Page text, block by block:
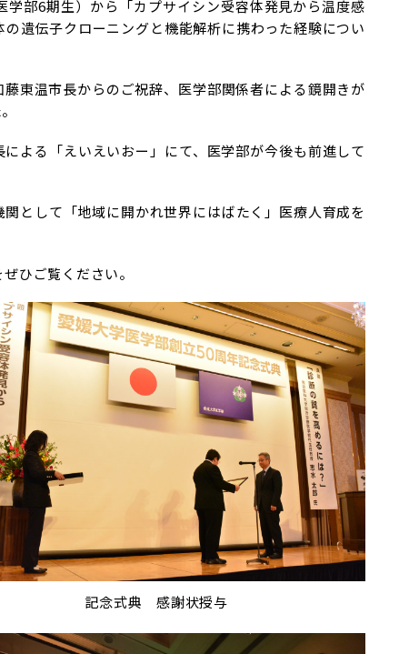
部6期生）から「カプサイシン受容体発見から温度感
遺伝子クローニングと機能解析に携わった経験につい
東温市長からのご祝辞、医学部関係者による鏡開きが
よる「えいえいおー」にて、医学部が今後も前進して
として「地域に開かれ世界にはばたく」医療人育成を
ひご覧ください。
記念式典 感謝状授与